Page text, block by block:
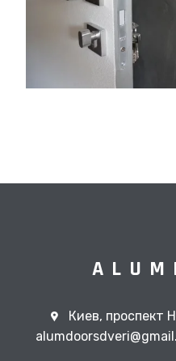
Киев, проспект